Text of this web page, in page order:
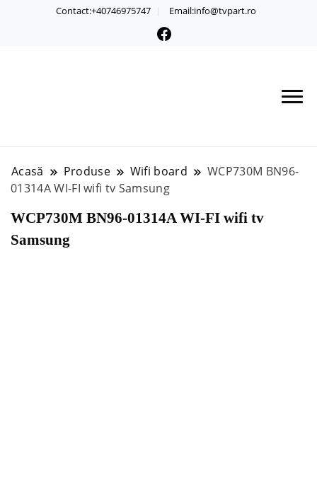
Contact:+40746975747 Email:info@tvpart.ro
Acasă Produse Wifi board
WCP730M BN96-
01314A WI-FI wifi tv Samsung
WCP730M BN96-01314A WI-FI wifi tv
Samsung